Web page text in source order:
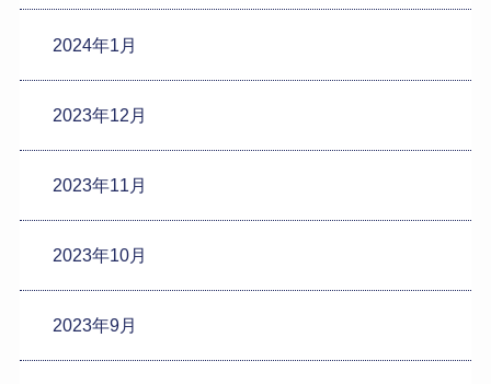
2024年1月
2023年12月
2023年11月
2023年10月
2023年9月